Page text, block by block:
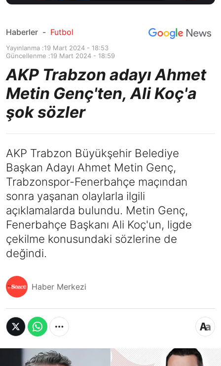
Haberler - Futbol
Yayınlanma :19 Mart 2024 - 18:53
Güncellenme :19 Mart 2024 - 18:59
AKP Trabzon adayı Ahmet
Metin Genç'ten, Ali Koç'a
şok sözler
AKP Trabzon Büyükşehir Belediye
Başkan Adayı Ahmet Metin Genç,
Trabzonspor-Fenerbahçe maçından
sonra yaşanan olaylarla ilgili
açıklamalarda bulundu. Metin Genç,
Fenerbahçe Başkanı Ali Koç'un, ligde
çekilme konusundaki sözlerine de
değindi.
Haber Merkezi